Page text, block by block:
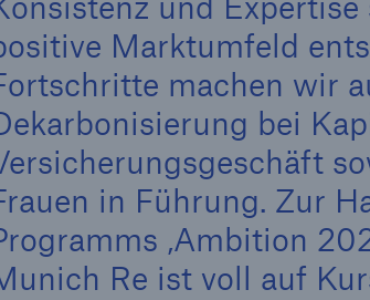
Marktumfeld
machen wir
bei
in Führung. Zur
‚Ambition
Re ist voll auf
in
bis zu
US Dollar im Jahr